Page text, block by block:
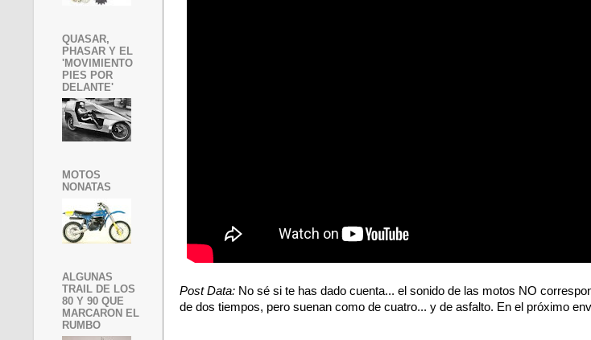
Post Data: No sé si te has dado cuenta... el sonido de las motos NO
de dos tiempos, pero suenan como de cuatro... y de asfalto. En el próximo
QUASAR,
PHASAR Y EL
'MOVIMIENTO
PIES POR
DELANTE'
MOTOS
NONATAS
ALGUNAS
TRAIL DE LOS
80 Y 90 QUE
MARCARON EL
RUMBO